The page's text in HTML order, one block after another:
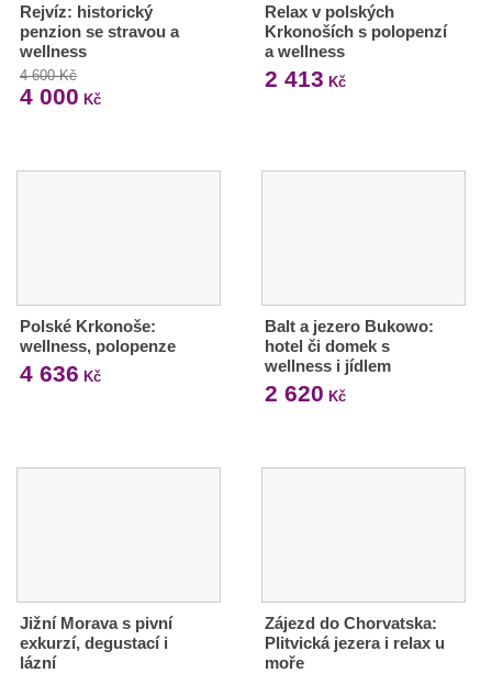
Rejvíz: historický
penzion se stravou a
wellness
4 600 Kč
4 000 Kč
Relax v polských
Krkonoších s polopenzí
a wellness
2 413 Kč
Polské Krkonoše:
wellness, polopenze
4 636 Kč
Balt a jezero Bukowo:
hotel či domek s
wellness i jídlem
2 620 Kč
Jižní Morava s pivní
exkurzí, degustací i
lázní
Zájezd do Chorvatska:
Plitvická jezera i relax u
moře